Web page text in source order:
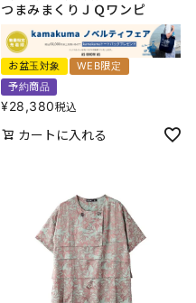
つまみまくりＪＱワンピ
お盆玉対象
WEB限定
予約商品
¥28,380税込
カートに入れる